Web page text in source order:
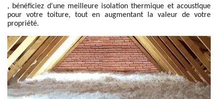
, bénéficiez d'une meilleure isolation thermique et acoustique
pour votre toiture, tout en augmentant la valeur de votre
propriété.